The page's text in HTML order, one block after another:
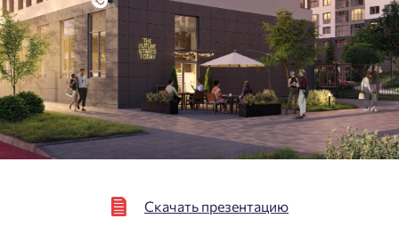
Скачать презентацию
персональных данных.
Подтвердить